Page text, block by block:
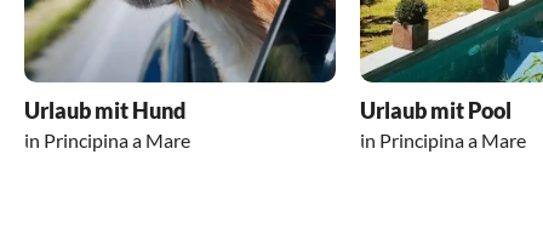
Urlaub mit Hund
in Principina a Mare
Urlaub mit Pool
in Principina a Mare